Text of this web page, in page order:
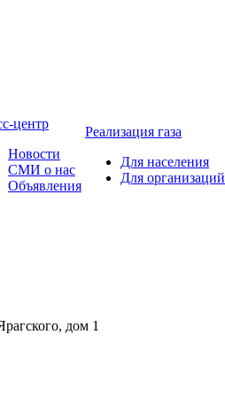
центр
Новости
СМИ о нас
Объявления
Реализация газа
Для населения
Для организаций
дом 1